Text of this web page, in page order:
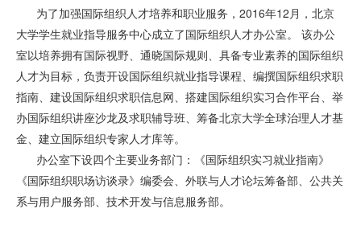
为了加强国际组织人才培养和职业服务，2016年12月，北京
大学学生就业指导服务中心成立了国际组织人才办公室。 该办公
室以培养拥有国际视野、通晓国际规则、具备专业素养的国际组织
人才为目标，负责开设国际组织就业指导课程、编撰国际组织求职
指南、建设国际组织求职信息网、搭建国际组织实习合作平台、举
办国际组织讲座沙龙及求职辅导班、筹备北京大学全球治理人才基
金、建立国际组织专家人才库等。
办公室下设四个主要业务部门：《国际组织实习就业指南》
《国际组织职场访谈录》编委会、外联与人才论坛筹备部、公共关
系与用户服务部、技术开发与信息服务部。